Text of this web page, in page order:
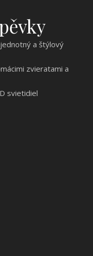
a štýlový
zvieratami a
svietidiel